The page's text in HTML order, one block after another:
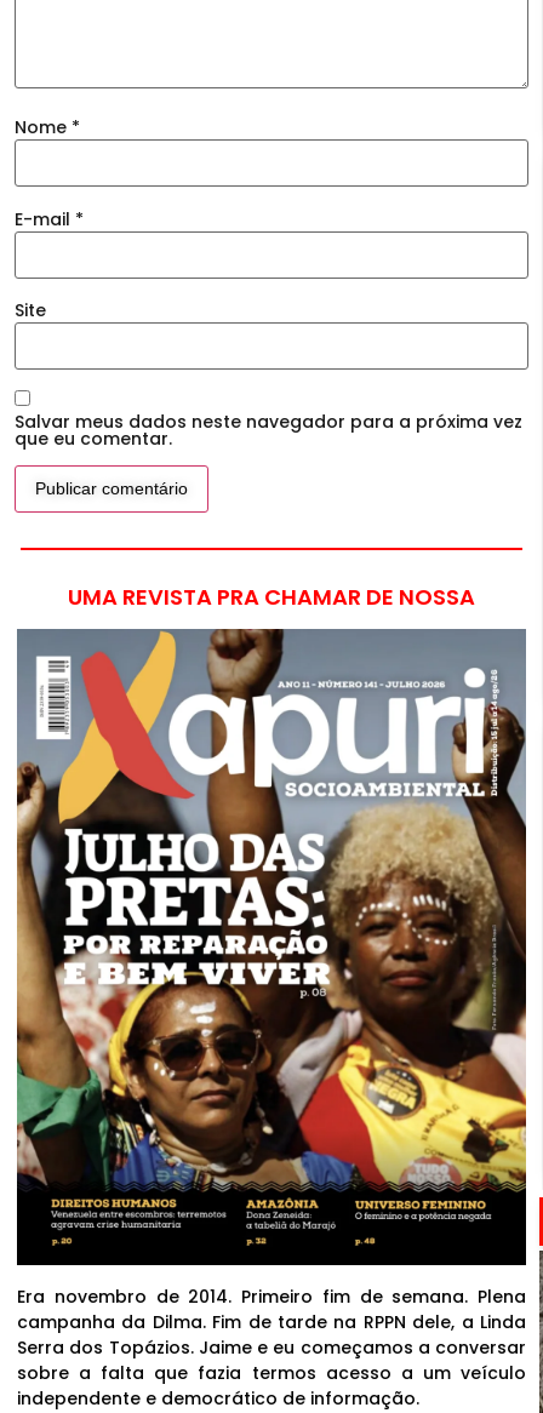
Nome *
E-mail *
Site
Salvar meus dados neste navegador para a próxima vez
que eu comentar.
UMA REVISTA PRA CHAMAR DE NOSSA
Era novembro de 2014. Primeiro fim de semana. Plena
campanha da Dilma. Fim de tarde na RPPN dele, a Linda
Serra dos Topázios. Jaime e eu começamos a conversar
sobre a falta que fazia termos acesso a um veículo
independente e democrático de informação.